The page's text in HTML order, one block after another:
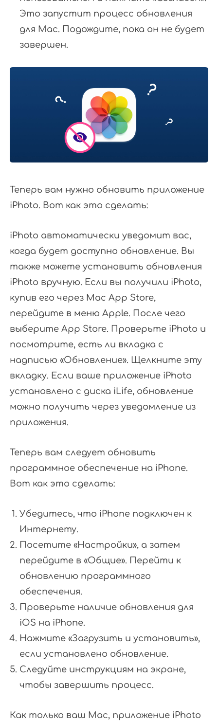
Это запустит процесс обновления
для Mac. Подождите, пока он не будет
завершен.
Теперь вам нужно обновить приложение
iPhoto. Вот как это сделать:
iPhoto автоматически уведомит вас,
когда будет доступно обновление. Вы
также можете установить обновления
iPhoto вручную. Если вы получили iPhoto,
купив его через Mac App Store,
перейдите в меню Apple. После чего
выберите App Store. Проверьте iPhoto и
посмотрите, есть ли вкладка с
надписью «Обновление». Щелкните эту
вкладку. Если ваше приложение iPhoto
установлено с диска iLife, обновление
можно получить через уведомление из
приложения.
Теперь вам следует обновить
программное обеспечение на iPhone.
Вот как это сделать:
Убедитесь, что iPhone подключен к
Интернету.
Посетите «Настройки», а затем
перейдите в «Общие». Перейти к
обновлению программного
обеспечения.
Проверьте наличие обновления для
iOS на iPhone.
Нажмите «Загрузить и установить»,
если установлено обновление.
Следуйте инструкциям на экране,
чтобы завершить процесс.
Как только ваш Mac, приложение iPhoto